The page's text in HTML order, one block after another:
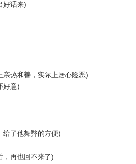
好话来)
热和善，实际上居心险恶)
好意)
给了他舞弊的方便)
，再也回不来了)